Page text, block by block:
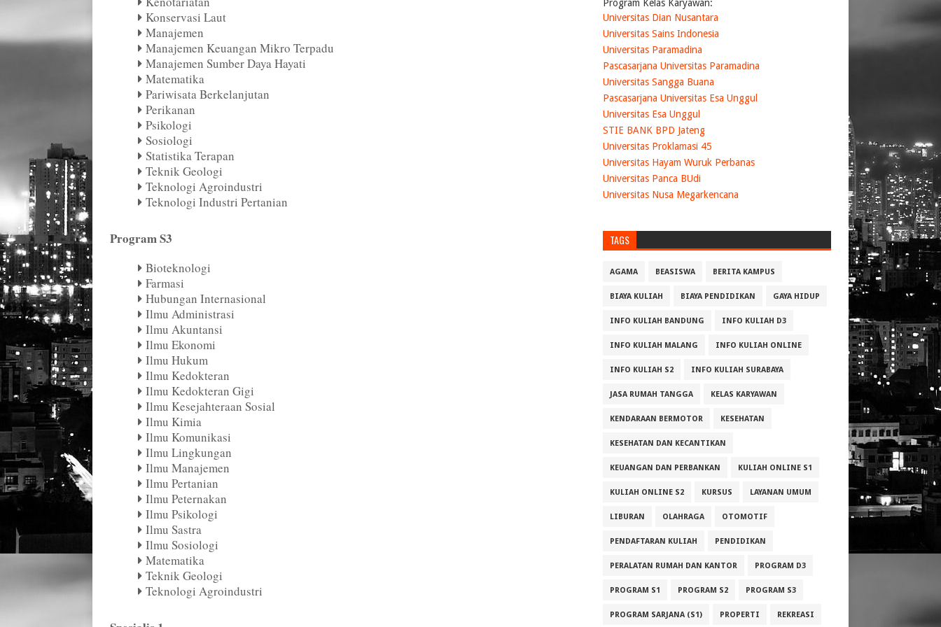
Konservasi Laut
Manajemen
Manajemen Keuangan Mikro Terpadu
Manajemen Sumber Daya Hayati
Matematika
Pariwisata Berkelanjutan
Perikanan
Psikologi
Sosiologi
Statistika Terapan
Teknik Geologi
Teknologi Agroindustri
Teknologi Industri Pertanian
Program S3
Bioteknologi
Farmasi
Hubungan Internasional
Ilmu Administrasi
Ilmu Akuntansi
Ilmu Ekonomi
Ilmu Hukum
Ilmu Kedokteran
Ilmu Kedokteran Gigi
Ilmu Kesejahteraan Sosial
Ilmu Kimia
Ilmu Komunikasi
Ilmu Lingkungan
Ilmu Manajemen
Ilmu Pertanian
Ilmu Peternakan
Ilmu Psikologi
Ilmu Sastra
Ilmu Sosiologi
Matematika
Teknik Geologi
Teknologi Agroindustri
Program Kelas Karyawan:
Universitas Dian Nusantara
Universitas Sains Indonesia
Universitas Paramadina
Pascasarjana Universitas Paramadina
Universitas Sangga Buana
Pascasarjana Universitas Esa Unggul
Universitas Esa Unggul
STIE BANK BPD Jateng
Universitas Proklamasi 45
Universitas Hayam Wuruk Perbanas
Universitas Panca BUdi
Universitas Nusa Megarkencana
TAGS
AGAMA BEASISWA BERITA KAMPUS
BIAYA KULIAH BIAYA PENDIDIKAN GAYA HIDUP
INFO KULIAH BANDUNG INFO KULIAH D3
INFO KULIAH MALANG INFO KULIAH ONLINE
INFO KULIAH S2 INFO KULIAH SURABAYA
JASA RUMAH TANGGA KELAS KARYAWAN
KENDARAAN BERMOTOR KESEHATAN
KESEHATAN DAN KECANTIKAN
KEUANGAN DAN PERBANKAN KULIAH ONLINE S1
KULIAH ONLINE S2 KURSUS LAYANAN UMUM
LIBURAN OLAHRAGA OTOMOTIF
PENDAFTARAN KULIAH PENDIDIKAN
PERALATAN RUMAH DAN KANTOR PROGRAM D3
PROGRAM S1 PROGRAM S2 PROGRAM S3
PROGRAM SARJANA (S1) PROPERTI REKREASI